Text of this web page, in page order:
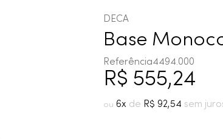
DECA
Base
Referência4494.000
R$ 555,24
6 R$ 92,54